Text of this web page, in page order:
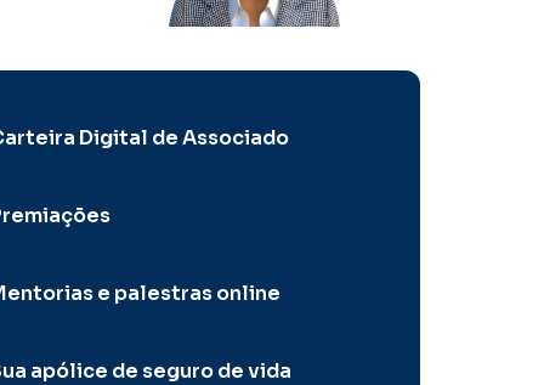
Digital de Associado
e palestras online
apólice de seguro de vida